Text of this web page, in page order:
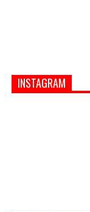
INSTAGRAM